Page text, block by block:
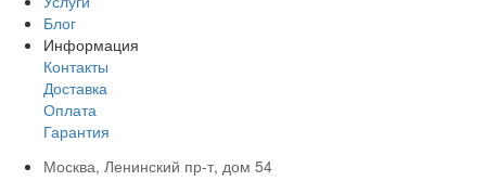
Блог
Информация
Контакты
Доставка
Оплата
Гарантия
Москва, Ленинский пр-т, дом 54